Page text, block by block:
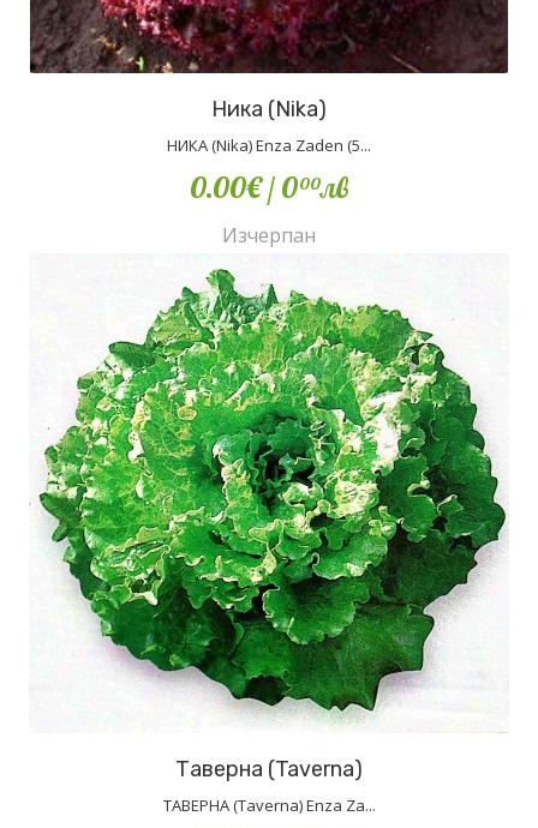
Ника (Nika)
НИКА (Nika) Enza Zaden (5...
0.00€/ 000лв
Изчерпан
Таверна (Taverna)
ТАВЕРНА (Taverna) Enza Za...